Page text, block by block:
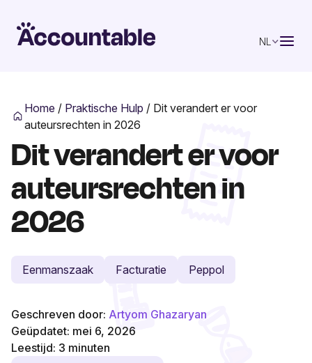
NL
Home / Praktische Hulp / Dit verandert er voor
auteursrechten in 2026
Dit verandert er voor
auteursrechten in
2026
Eenmanszaak Facturatie Peppol
Geschreven door: Artyom Ghazaryan
Geüpdatet: mei 6, 2026
Leestijd: 3 minuten